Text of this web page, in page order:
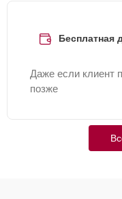
Бесплатная
Даже если клиент
позже